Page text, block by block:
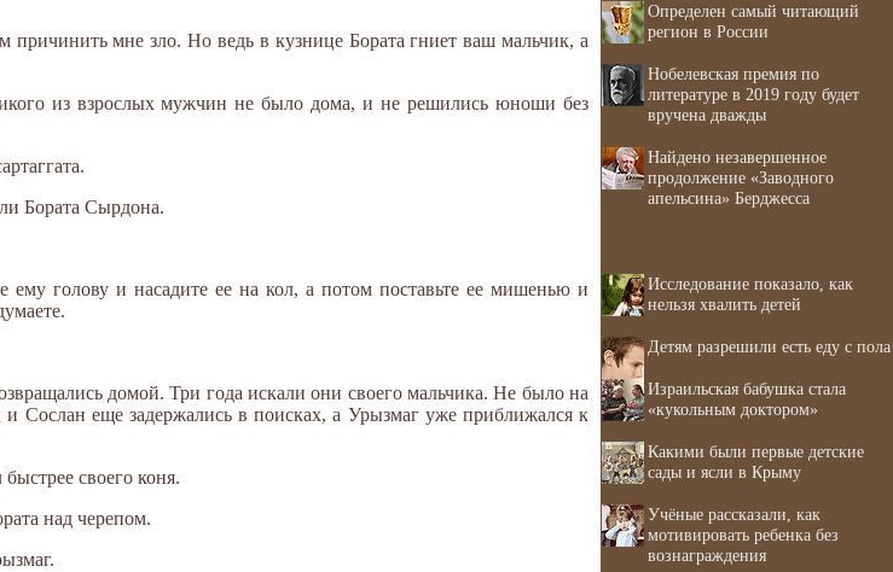
мне зло. Но ведь в кузнице Бората гниет ваш мальчик, а
из взрослых мужчин не было дома, и не решились юноши без
Бората Сырдона.
голову и насадите ее на кол, а потом поставьте ее мишенью и
домой. Три года искали они своего мальчика. Не было на
Сослан еще задержались в поисках, а Урызмаг уже приближался к
своего коня.
над черепом.
Определен самый читающий
регион в России
Нобелевская премия по
литературе в 2019 году будет
вручена дважды
Найдено незавершенное
продолжение «Заводного
апельсина» Берджесса
Исследование показало, как
нельзя хвалить детей
Детям разрешили есть еду с пола
Израильская бабушка стала
«кукольным доктором»
Какими были первые детские
сады и ясли в Крыму
Учёные рассказали, как
мотивировать ребенка без
вознаграждения